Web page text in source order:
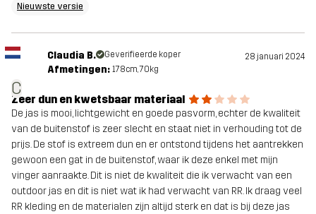
Nieuwste versie
C
Claudia B. Geverifieerde koper 28 januari 2024
Afmetingen: 178cm, 70kg
Zeer dun en kwetsbaar materiaal
De jas is mooi, lichtgewicht en goede pasvorm, echter de kwaliteit
van de buitenstof is zeer slecht en staat niet in verhouding tot de
prijs. De stof is extreem dun en er ontstond tijdens het aantrekken
gewoon een gat in de buitenstof, waar ik deze enkel met mijn
vinger aanraakte. Dit is niet de kwaliteit die ik verwacht van een
outdoor jas en dit is niet wat ik had verwacht van RR. Ik draag veel
RR kleding en de materialen zijn altijd sterk en dat is bij deze jas